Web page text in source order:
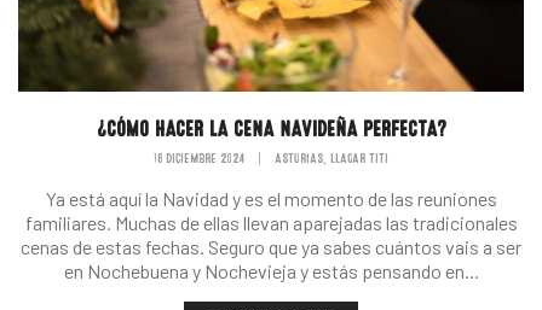
¿CÓMO HACER LA CENA NAVIDEÑA PERFECTA?
18 DICIEMBRE 2024 ASTURIAS, LLAGAR TITI
Ya está aquí la Navidad y es el momento de las reuniones
familiares. Muchas de ellas llevan aparejadas las tradicionales
cenas de estas fechas. Seguro que ya sabes cuántos vais a ser
en Nochebuena y Nochevieja y estás pensando en...